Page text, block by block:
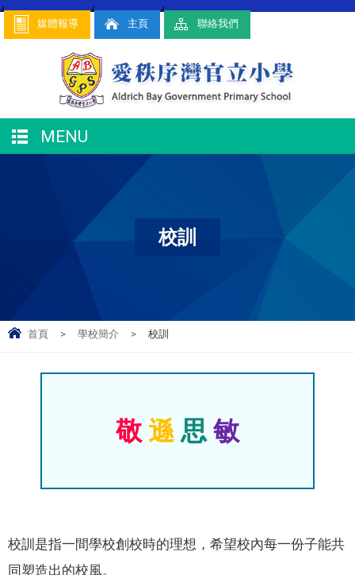
媒體報導 主頁 聯絡我們
MENU
校訓
首頁 > 學校簡介 > 校訓
敬 遜 思 敏
校訓是指一間學校創校時的理想，希望校內每一份子能共
同塑造出的校風。